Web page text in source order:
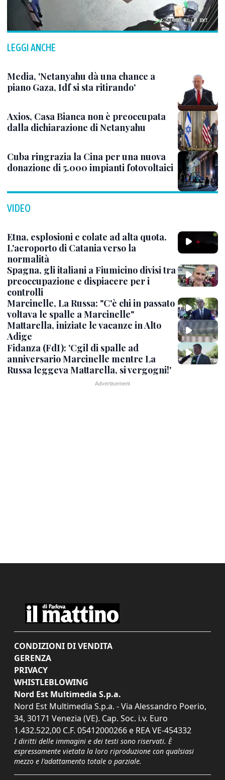
LEGGI ANCHE
Media, 'Netanyahu dà una chance a
piano Gaza, Idf si sta ritirando'
Axios, Casa Bianca non è preoccupata
dalla dichiarazione di Netanyahu
Cuba ringrazia la Cina per una nuova
donazione di 5.000 impianti fotovoltaici
VIDEO
Etna, esplosioni e colate ad alta quota.
L'aeroporto di Catania verso la
normalità
Spagna, gli italiani a Fiumicino divisi tra
preoccupazione e dispiacere per i
controlli
Marcinelle, La Russa: "C'è chi in passato
voltava le spalle a Marcinelle"
Mattarella, iniziate le vacanze in Alto
Adige
Fidanza (FdI): 'Cgil di spalle ad
anniversario Marcinelle mentre La
Russa leggeva Mattarella, si vergogni!'
CONDIZIONI DI VENDITA
GERENZA
PRIVACY
WHISTLEBLOWING
Nord Est Multimedia S.p.a.
Nord Est Multimedia S.p.a. - Via Alessandro Poerio,
34, 30171 Venezia (VE). Cap. Soc. i.v. Euro
1.432.522,00 C.F. 05412000266 e REA VE-454332
I diritti delle immagini e dei testi sono riservati. È
espressamente vietata la loro riproduzione con qualsiasi
mezzo e l'adattamento totale o parziale.